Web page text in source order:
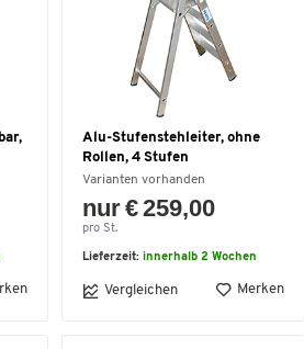
Alu-Stufenstehleiter, ohne
Rollen, 4 Stufen
Varianten vorhanden
nur € 259,00
pro St.
Lieferzeit: innerhalb 2 Wochen
Vergleichen Merken